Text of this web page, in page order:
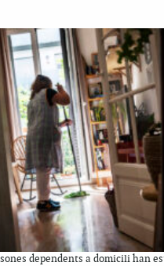
dependents a domicili han